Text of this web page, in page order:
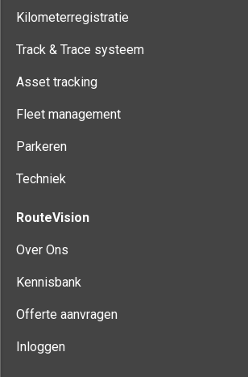
Kilometerregistratie
Track & Trace systeem
Asset tracking
Fleet management
Parkeren
Techniek
RouteVision
Over Ons
Kennisbank
Offerte aanvragen
Inloggen